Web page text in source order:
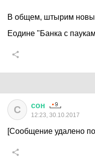
В общем, штырим
Еодине "Банка с
С сон
12:23, 30.10.2017
[Сообщение удалено